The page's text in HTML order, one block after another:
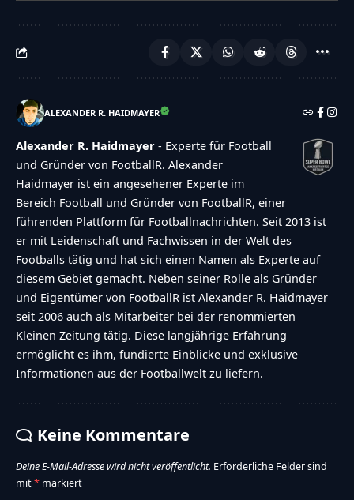
ALEXANDER R. HAIDMAYER
Alexander R. Haidmayer - Experte für Football
und Gründer von FootballR. Alexander
Haidmayer ist ein angesehener Experte im
Bereich Football und Gründer von FootballR, einer
führenden Plattform für Footballnachrichten. Seit 2013 ist
er mit Leidenschaft und Fachwissen in der Welt des
Footballs tätig und hat sich einen Namen als Experte auf
diesem Gebiet gemacht. Neben seiner Rolle als Gründer
und Eigentümer von FootballR ist Alexander R. Haidmayer
seit 2006 auch als Mitarbeiter bei der renommierten
Kleinen Zeitung tätig. Diese langjährige Erfahrung
ermöglicht es ihm, fundierte Einblicke und exklusive
Informationen aus der Footballwelt zu liefern.
Keine Kommentare
Deine E-Mail-Adresse wird nicht veröffentlicht. Erforderliche Felder sind
mit* markiert